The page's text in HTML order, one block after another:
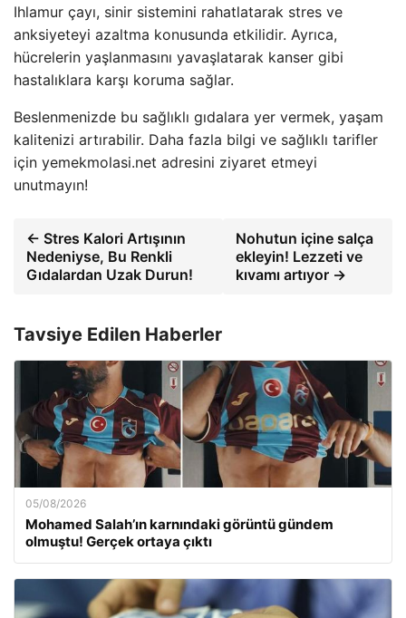
Ihlamur çayı, sinir sistemini rahatlatarak stres ve
anksiyeteyi azaltma konusunda etkilidir. Ayrıca,
hücrelerin yaşlanmasını yavaşlatarak kanser gibi
hastalıklara karşı koruma sağlar.
Beslenmenizde bu sağlıklı gıdalara yer vermek, yaşam
kalitenizi artırabilir. Daha fazla bilgi ve sağlıklı tarifler
için yemekmolasi.net adresini ziyaret etmeyi
unutmayın!
← Stres Kalori Artışının
Nedeniyse, Bu Renkli
Gıdalardan Uzak Durun!
Nohutun içine salça
ekleyin! Lezzeti ve
kıvamı artıyor →
Tavsiye Edilen Haberler
05/08/2026
Mohamed Salah’ın karnındaki görüntü gündem
olmuştu! Gerçek ortaya çıktı